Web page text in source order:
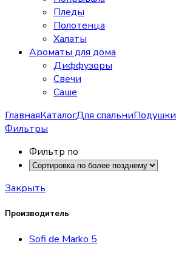
Пледы
Полотенца
Халаты
Ароматы для дома
Диффузоры
Свечи
Cаше
ГлавнаяКаталогДля спальниПодушки
Фильтры
Фильтр по
Закрыть
Производитель
Sofi de Marko 5